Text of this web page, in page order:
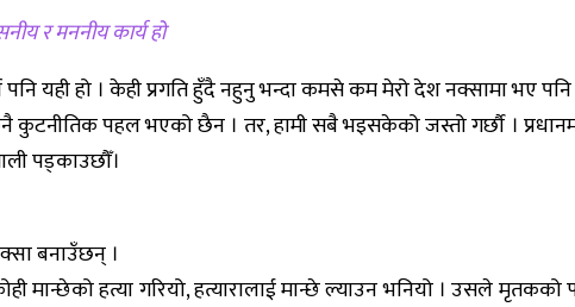
र मननीय कार्य हो
यही हो । केही प्रगति हुँदै नहुनु भन्दा कमसे कम मेरो देश नक्सामा भए
पहल भएको छैन । तर, हामी सबै भइसकेको जस्तो गर्छौ ।
पड्काउछौँ।
बनाउँछन् ।
मान्छेको हत्या गरियो, हत्यारालाई मान्छे ल्याउन भनियो । उसले